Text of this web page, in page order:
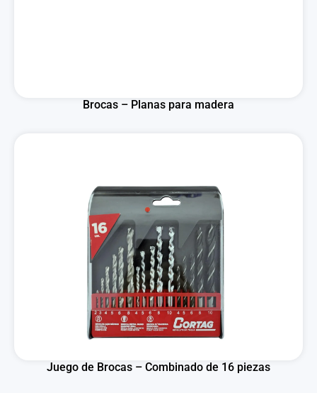
Brocas – Planas para madera
Juego de Brocas – Combinado de 16 piezas